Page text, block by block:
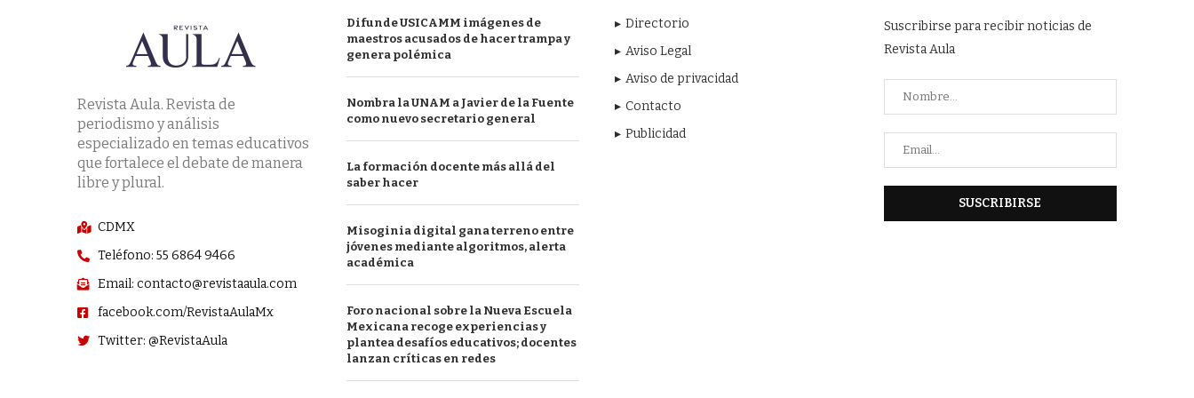
Revista Aula. Revista de
periodismo y análisis
especializado en temas educativos
que fortalece el debate de manera
libre y plural.
CDMX
Teléfono: 55 6864 9466
Email: contacto@revistaaula.com
facebook.com/RevistaAulaMx
Twitter: @RevistaAula
Difunde USICAMM imágenes de
maestros acusados de hacer trampa y
genera polémica
Nombra la UNAM a Javier de la Fuente
como nuevo secretario general
La formación docente más allá del
saber hacer
Misoginia digital gana terreno entre
jóvenes mediante algoritmos, alerta
académica
Foro nacional sobre la Nueva Escuela
Mexicana recoge experiencias y
plantea desafíos educativos; docentes
lanzan críticas en redes
Directorio
Aviso Legal
Aviso de privacidad
Contacto
Publicidad
Suscribirse para recibir noticias de
Revista Aula